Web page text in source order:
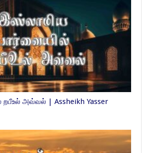
றபீஉல் அவ்வல் | Assheikh Yasser